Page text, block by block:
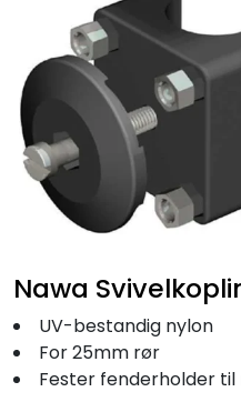
Nawa
UV-bestandig nylon
For 25mm rør
Fester fenderholder til
VVS
Motor/Styring
Båtpleie/Opplag
Seil